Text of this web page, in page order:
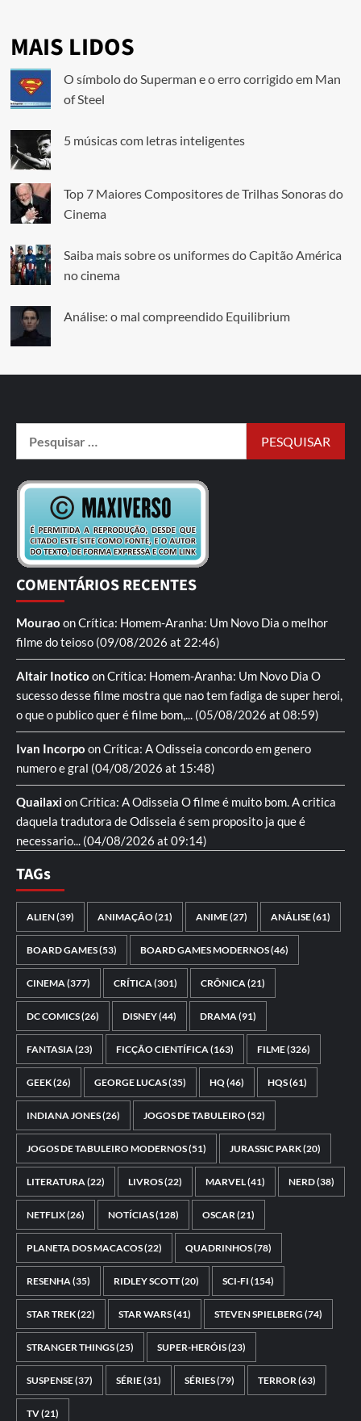
MAIS LIDOS
O símbolo do Superman e o erro corrigido em Man
of Steel
5 músicas com letras inteligentes
Top 7 Maiores Compositores de Trilhas Sonoras do
Cinema
Saiba mais sobre os uniformes do Capitão América
no cinema
Análise: o mal compreendido Equilibrium
COMENTÁRIOS RECENTES
Mourao onCrítica: Homem-Aranha: Um Novo Dia o melhor
filme do teioso (09/08/2026 at 22:46)
Altair Inotico onCrítica: Homem-Aranha: Um Novo Dia O
sucesso desse filme mostra que nao tem fadiga de super heroi,
o que o publico quer é filme bom,... (05/08/2026 at 08:59)
Ivan Incorpo onCrítica: A Odisseia concordo em genero
numero e gral (04/08/2026 at 15:48)
QuailaxionCrítica: A Odisseia O filme é muito bom. A critica
daquela tradutora de Odisseia é sem proposito ja que é
necessario... (04/08/2026 at 09:14)
TAGs
ALIEN(39) ANIMAÇÃO(21) ANIME(27) ANÁLISE(61)
BOARD GAMES(53) BOARD GAMES MODERNOS(46)
CINEMA(377) CRÍTICA(301) CRÔNICA(21)
DC COMICS(26) DISNEY(44) DRAMA(91)
FANTASIA(23) FICÇÃO CIENTÍFICA(163) FILME(326)
GEEK(26) GEORGE LUCAS(35) HQ(46) HQS(61)
INDIANA JONES(26) JOGOS DE TABULEIRO(52)
JOGOS DE TABULEIRO MODERNOS(51) JURASSIC PARK(20)
LITERATURA(22) LIVROS(22) MARVEL(41) NERD(38)
NETFLIX(26) NOTÍCIAS(128) OSCAR(21)
PLANETA DOS MACACOS(22) QUADRINHOS(78)
RESENHA(35) RIDLEY SCOTT(20) SCI-FI (154)
STAR TREK(22) STAR WARS(41) STEVEN SPIELBERG (74)
STRANGER THINGS(25) SUPER-HERÓIS(23)
SUSPENSE(37) SÉRIE(31) SÉRIES(79) TERROR(63)
TV(21)